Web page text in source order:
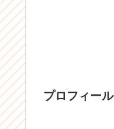
プロフィール